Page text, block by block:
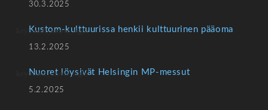
30.3.2025
Kustom-kulttuurissa henkii kulttuurinen pääoma
13.2.2025
Nuoret löysivät Helsingin MP-messut
5.2.2025